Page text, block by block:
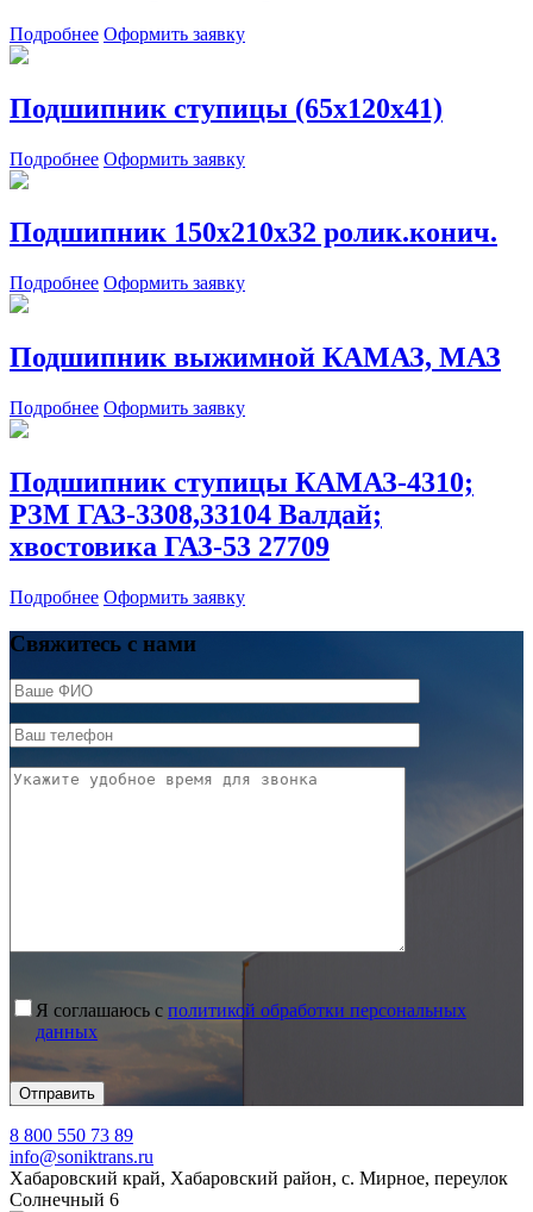
Подробнее Оформить заявку
Подшипник ступицы (65x120x41)
Подробнее Оформить заявку
Подшипник 150х210х32 ролик.конич.
Подробнее Оформить заявку
Подшипник выжимной КАМАЗ, МАЗ
Подробнее Оформить заявку
Подшипник ступицы КАМАЗ-4310;
РЗМ ГАЗ-3308,33104 Валдай;
хвостовика ГАЗ-53 27709
Подробнее Оформить заявку
Свяжитесь с нами
Я соглашаюсь с политикой обработки персональных
данных
8 800 550 73 89
info@soniktrans.ru
Хабаровский край, Хабаровский район, с. Мирное, переулок
Солнечный 6